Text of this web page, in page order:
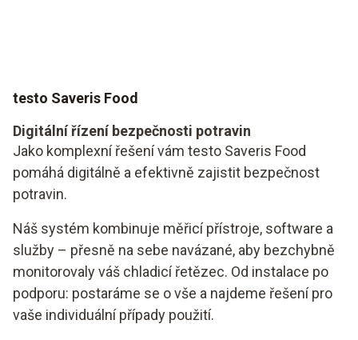
testo Saveris Food
Digitální řízení bezpečnosti potravin
Jako komplexní řešení vám testo Saveris Food
pomáhá digitálně a efektivně zajistit bezpečnost
potravin.
Náš systém kombinuje měřicí přístroje, software a
služby – přesně na sebe navázané, aby bezchybně
monitorovaly váš chladicí řetězec. Od instalace po
podporu: postaráme se o vše a najdeme řešení pro
vaše individuální případy použití.